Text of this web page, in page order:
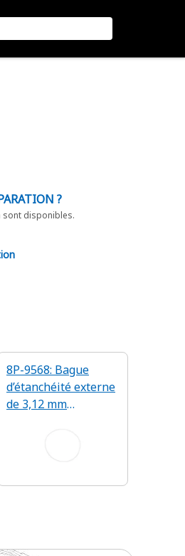
?
sont disponibles.
8P-9568: Bague
d’étanchéité externe
de 3,12 mm